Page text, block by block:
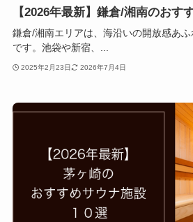
【2026年最新】鎌倉/湘南のおす
鎌倉/湘南エリアは、海沿いの開放感あ
です。池袋や新宿、...
2025年2月23日 2026年7月4日